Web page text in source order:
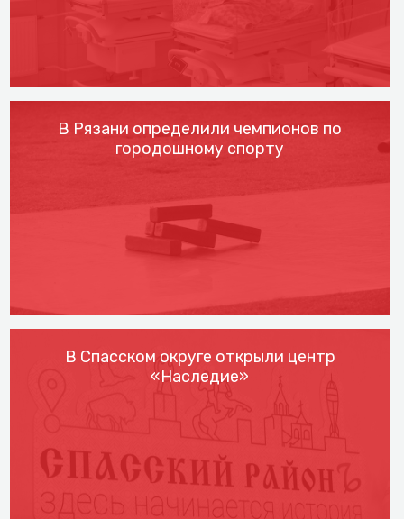
В Рязани определили чемпионов по
городошному спорту
В Спасском округе открыли центр
«Наследие»